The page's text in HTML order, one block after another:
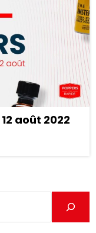
août 2022